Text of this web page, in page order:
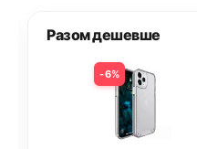
Разом дешевше
6%